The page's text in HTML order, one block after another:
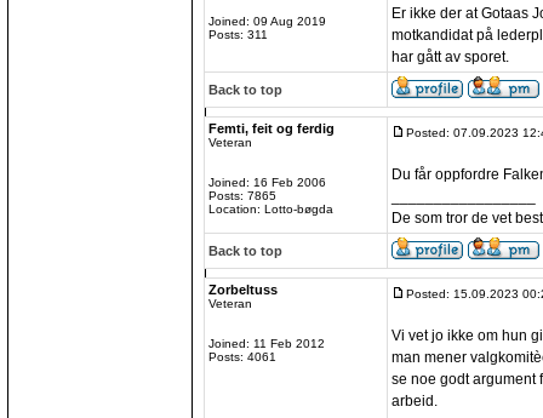
Joined: 09 Aug 2019
Posts: 311
Er ikke der at Gotaas
motkandidat på
har gått av sporet.
Back to top
Femti, feit og ferdig
Veteran
Joined: 16 Feb 2006
Posts: 7865
Location: Lotto-bøgda
Posted: 07.09.2023
Du får oppfordre
De som tror de vet
Back to top
Zorbeltuss
Veteran
Joined: 11 Feb 2012
Posts: 4061
Posted: 15.09.2023
Vi vet jo ikke om hun
man mener
se noe godt argument
arbeid.